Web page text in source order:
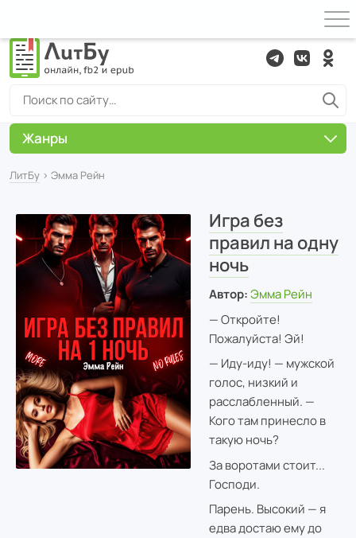
ЛитБу › Эмма Рейн
Игра без
правил на одну
ночь
Автор: Эмма Рейн
— Откройте!
Пожалуйста! Эй!
— Иду-иду! — мужской
голос, низкий и
расслабленный. —
Кого там принесло в
такую ночь?
За воротами стоит...
Господи.
Парень. Высокий — я
едва достаю ему до
Жанры